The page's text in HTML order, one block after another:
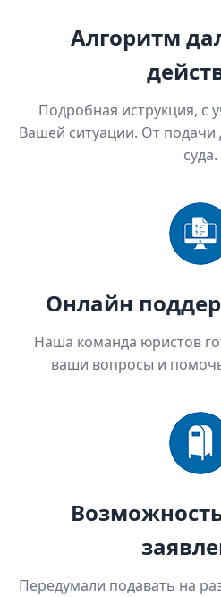
Алгоритм
Подробная иструкция, с
Вашей ситуации. От
суда.
Онлайн
Наша команда юристов
ваши вопросы и
Передумали подавать на